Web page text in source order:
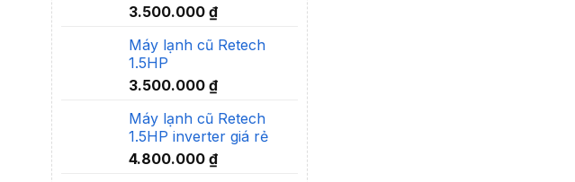
3.500.000 ₫
Máy lạnh cũ Retech
1.5HP
3.500.000 ₫
Máy lạnh cũ Retech
1.5HP inverter giá rẻ
4.800.000 ₫